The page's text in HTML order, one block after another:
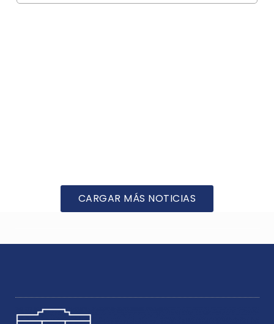
CARGAR MÁS NOTICIAS